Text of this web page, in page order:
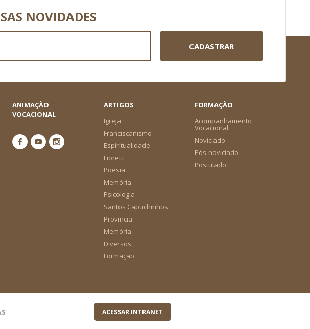
NOVIDADES
CADASTRAR
ANIMAÇÃO
VOCACIONAL
ARTIGOS
Igreja
Franciscanismo
Espiritualidade
Fioretti
Poesia
Memória
Psicologia
Santos Capuchinhos
Provincia
Memória
Diversos
Formação
FORMAÇÃO
Acompanhamento
Vocacional
Noviciado
Pós-noviciado
Postulado
ACESSAR INTRANET